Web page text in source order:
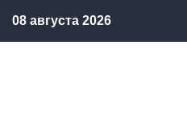
08 августа 2026